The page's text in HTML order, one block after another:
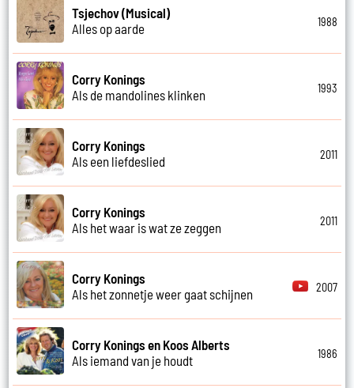
Tsjechov (Musical)
Alles op aarde
1988
Corry Konings
Als de mandolines klinken
1993
Corry Konings
Als een liefdeslied
2011
Corry Konings
Als het waar is wat ze zeggen
2011
Corry Konings
Als het zonnetje weer gaat schijnen
2007
Corry Konings en Koos Alberts
Als iemand van je houdt
1986